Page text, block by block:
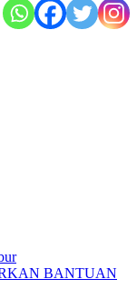
BANTUAN